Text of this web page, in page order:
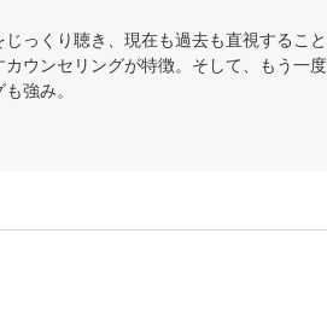
っくり聴き、現在も過去も直視するこ
ウンセリングが特徴。そして、もう一
強み。